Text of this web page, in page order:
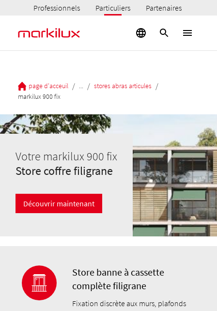
Professionnels Particuliers Partenaires
page d'acceuil / / stores abras articules /
markilux 900 fix
Votre markilux 900 fix
Store coffre filigrane
Découvrir maintenant
Store banne à cassette
complète filigrane
Fixation discrète aux murs, plafonds